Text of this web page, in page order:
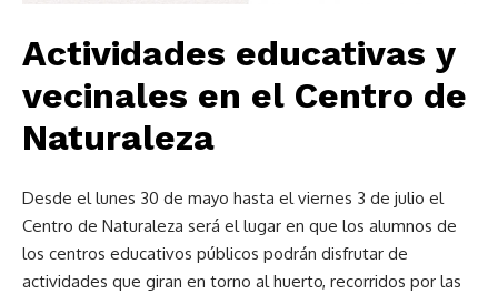
Actividades educativas y
vecinales en el Centro de
Naturaleza
Desde el lunes 30 de mayo hasta el viernes 3 de julio el
Centro de Naturaleza será el lugar en que los alumnos de
los centros educativos públicos podrán disfrutar de
actividades que giran en torno al huerto, recorridos por las